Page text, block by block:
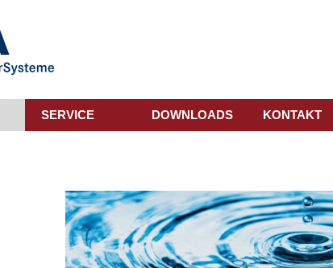
SERVICE DOWNLOADS KONTAKT